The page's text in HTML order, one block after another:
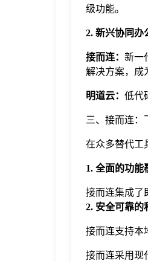
级功能。
2. 新兴协同办
接而连： 新一
解决方案，成
明道云： 低代
三、接而连：
在众多替代工
1. 全面的功能
接而连集成了
2. 安全可靠的
接而连支持本
接而连采用现